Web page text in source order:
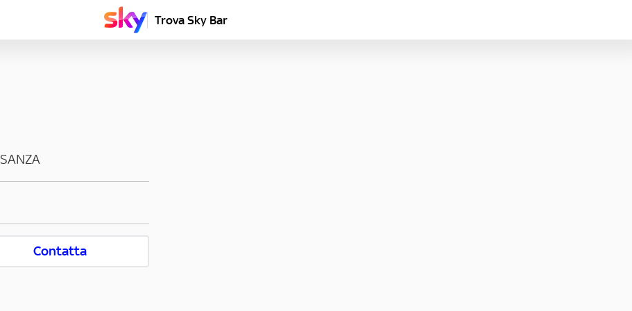
Trova Sky Bar
SANZA
Contatta